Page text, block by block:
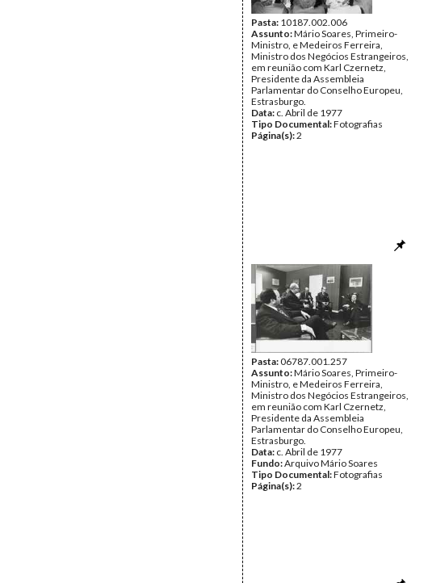
Pasta: 10187.002.006
Assunto:Mário Soares, Primeiro-
Ministro, e Medeiros Ferreira,
Ministro dos Negócios Estrangeiros,
em reunião com Karl Czernetz,
Presidente da Assembleia
Parlamentar do Conselho Europeu,
Estrasburgo.
Data: c. Abril de 1977
Tipo Documental:Fotografias
Página(s):2
Pasta:06787.001.257
Assunto:Mário Soares, Primeiro-
Ministro, e Medeiros Ferreira,
Ministro dos Negócios Estrangeiros,
em reunião com Karl Czernetz,
Presidente da Assembleia
Parlamentar do Conselho Europeu,
Estrasburgo.
Data: c. Abril de 1977
Fundo:Arquivo Mário Soares
Tipo Documental:Fotografias
Página(s):2